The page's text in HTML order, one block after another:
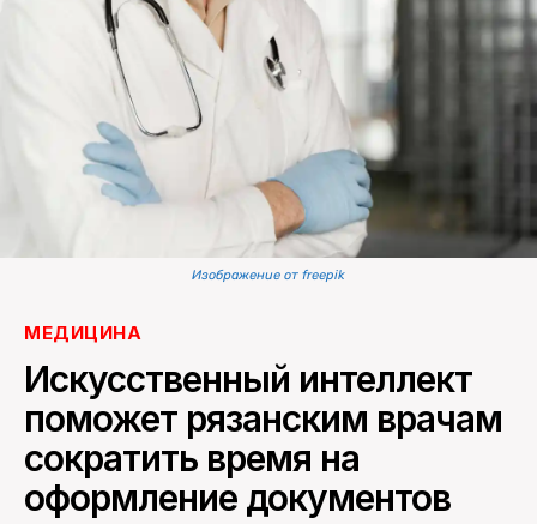
ПОИСК ПО САЙТУ
Изображение от freepik
МЕДИЦИНА
Искусственный интеллект
поможет рязанским врачам
сократить время на
оформление документов